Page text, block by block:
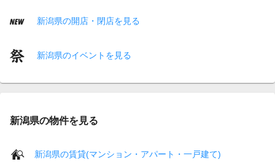
新潟県の開店・閉店を見る
新潟県のイベントを見る
新潟県の物件を見る
新潟県の賃貸(マンション・アパート・一戸建て)